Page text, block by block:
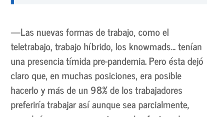
—Las nuevas formas de trabajo, como el
teletrabajo, trabajo híbrido, los knowmads… tenían
una presencia tímida pre-pandemia. Pero ésta dejó
claro que, en muchas posiciones, era posible
hacerlo y más de un 98% de los trabajadores
preferiría trabajar así aunque sea parcialmente,